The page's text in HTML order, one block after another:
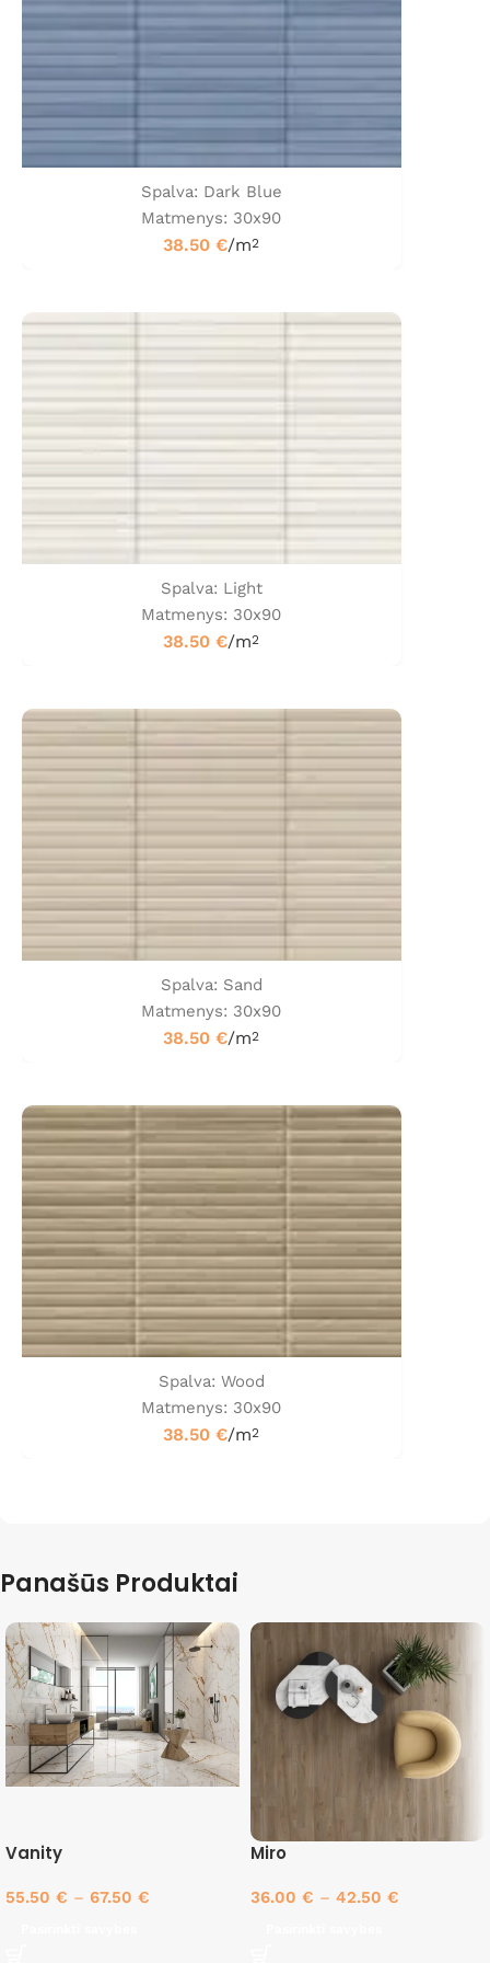
Spalva: Dark Blue
Matmenys: 30x90
38.50€/m2
Spalva: Light
Matmenys: 30x90
38.50€/m2
Spalva: Sand
Matmenys: 30x90
38.50€/m2
Spalva: Wood
Matmenys: 30x90
38.50€/m2
Panašūs Produktai
Vanity
55.50 € – 67.50 €
Miro
36.00 € – 42.50 €